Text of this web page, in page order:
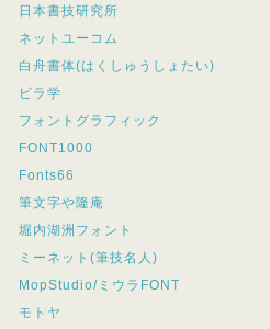
日本書技研究所
ネットユーコム
白舟書体(はくしゅうしょたい)
ビラ学
フォントグラフィック
FONT1000
Fonts66
筆文字や隆庵
堀内湖洲フォント
ミーネット(筆技名人)
MopStudio/ミウラFONT
モトヤ